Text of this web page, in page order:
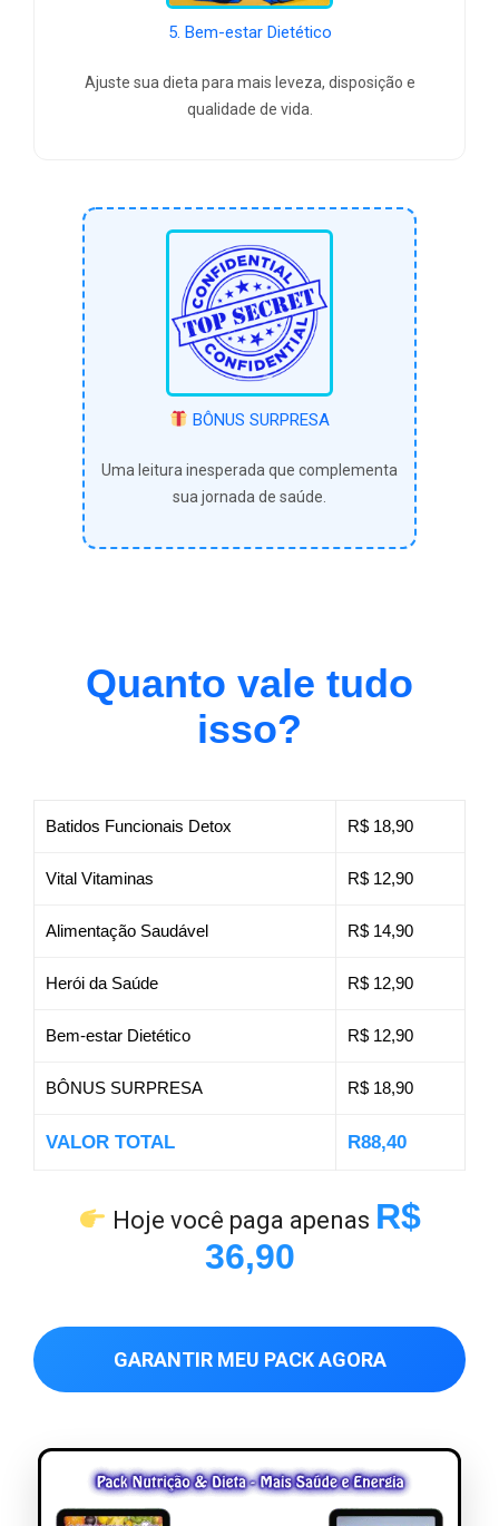
5. Bem-estar Dietético
Ajuste sua dieta para mais leveza, disposição e
qualidade de vida.
BÔNUS SURPRESA
Uma leitura inesperada que complementa
sua jornada de saúde.
Quanto vale tudo
isso?
Batidos Funcionais Detox R$ 18,90
Vital Vitaminas R$ 12,90
Alimentação Saudável R$ 14,90
Herói da Saúde R$ 12,90
Bem-estar Dietético R$ 12,90
BÔNUS SURPRESA R$ 18,90
VALOR TOTAL R88,40
Hoje você paga apenas R$
36,90
GARANTIR MEU PACK AGORA